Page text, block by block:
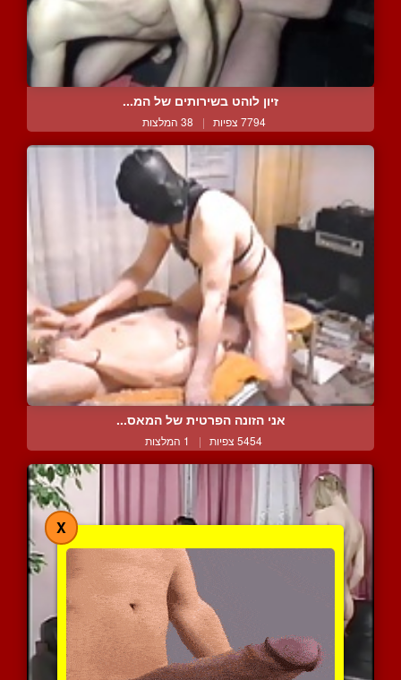
זיון לוהט בשירותים של המ...
7794 צפיות | 38 המלצות
אני הזונה הפרטית של המאס...
5454 צפיות | 1 המלצות
X